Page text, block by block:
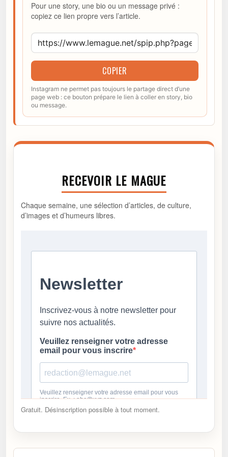
Pour une story, une bio ou un message privé :
copiez ce lien propre vers l’article.
COPIER
Instagram ne permet pas toujours le partage direct d’une
page web : ce bouton prépare le lien à coller en story, bio
ou message.
RECEVOIR LE MAGUE
Chaque semaine, une sélection d’articles, de culture,
d’images et d’humeurs libres.
Gratuit. Désinscription possible à tout moment.